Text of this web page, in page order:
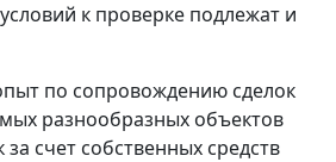
к проверке подлежат и
по сопровождению сделок
разнообразных объектов
счет собственных средств